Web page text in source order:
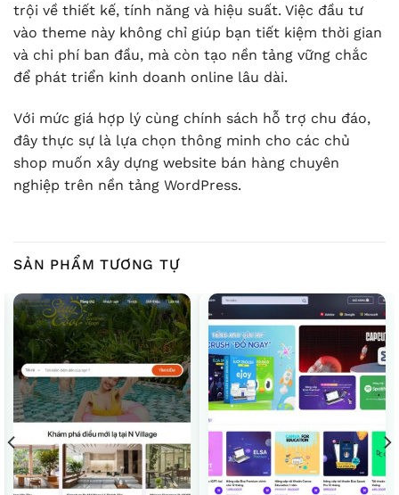
trội về thiết kế, tính năng và hiệu suất. Việc đầu tư
vào theme này không chỉ giúp bạn tiết kiệm thời gian
và chi phí ban đầu, mà còn tạo nền tảng vững chắc
để phát triển kinh doanh online lâu dài.
Với mức giá hợp lý cùng chính sách hỗ trợ chu đáo,
đây thực sự là lựa chọn thông minh cho các chủ
shop muốn xây dựng website bán hàng chuyên
nghiệp trên nền tảng WordPress.
SẢN PHẨM TƯƠNG TỰ